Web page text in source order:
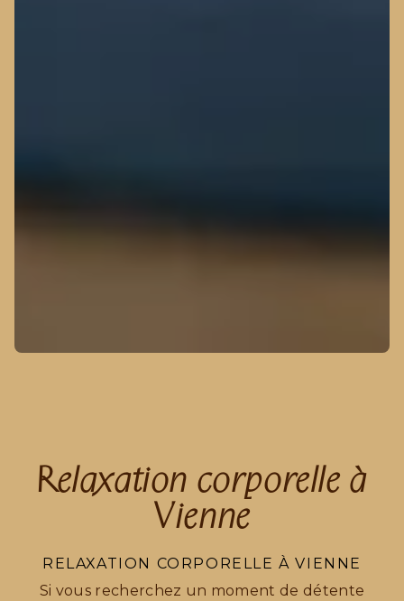
Relaxation corporelle à
Vienne
RELAXATION CORPORELLE À VIENNE
Si vous recherchez un moment de détente